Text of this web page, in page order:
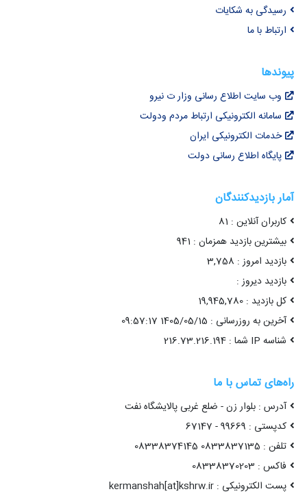
رسیدگی به شکایات
ارتباط با ما
پیوندها
وب سایت اطلاع رسانی وزار ت نیرو
سامانه الکترونیکی ارتباط مردم ودولت
خدمات الکترونیکی ایران
پایگاه اطلاع رسانی دولت
آمار بازدیدکنندگان
کاربران آنلاین : 81
بیشترین بازدید همزمان : 941
بازدید امروز : 3,758
بازدید دیروز :
کل بازدید : 19,945,780
آخرین به روزرسانی : 1405/05/15 09:57:17
شناسه IP شما : 216.73.216.194
راه‌های تماس با ما
آدرس : بلوار زن - ضلع غربی پالایشگاه نفت
کدپستی : 99669 - 67147
تلفن : 0833837135 08338374145
فاکس : 08338370203
پست الکترونیکی : kermanshah[at]kshrw.ir